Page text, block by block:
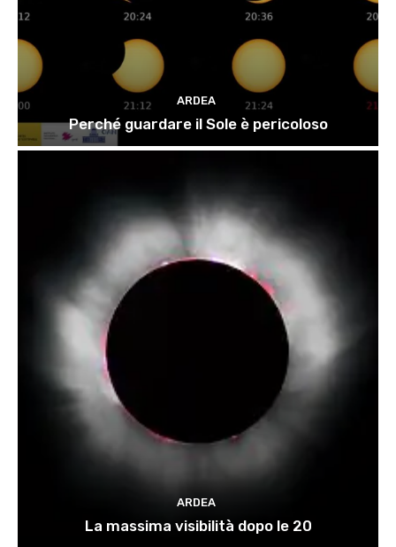
ARDEA
Perché guardare il Sole è pericoloso
ARDEA
La massima visibilità dopo le 20